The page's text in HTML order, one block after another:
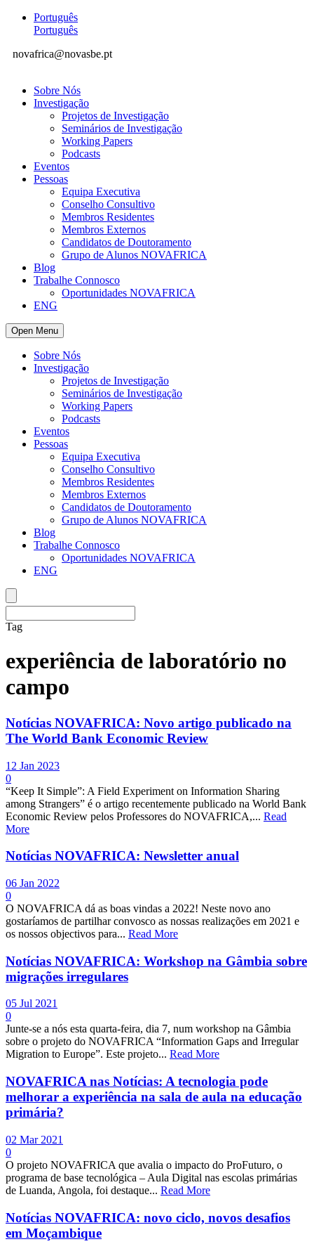
Português
Português
novafrica@novasbe.pt
Sobre Nós
Investigação
Projetos de Investigação
Seminários de Investigação
Working Papers
Podcasts
Eventos
Pessoas
Equipa Executiva
Conselho Consultivo
Membros Residentes
Membros Externos
Candidatos de Doutoramento
Grupo de Alunos NOVAFRICA
Blog
Trabalhe Connosco
Oportunidades NOVAFRICA
ENG
Open Menu
Sobre Nós
Investigação
Projetos de Investigação
Seminários de Investigação
Working Papers
Podcasts
Eventos
Pessoas
Equipa Executiva
Conselho Consultivo
Membros Residentes
Membros Externos
Candidatos de Doutoramento
Grupo de Alunos NOVAFRICA
Blog
Trabalhe Connosco
Oportunidades NOVAFRICA
ENG
Tag
experiência de laboratório no
campo
Notícias NOVAFRICA: Novo artigo publicado na
The World Bank Economic Review
12 Jan 2023
0
“Keep It Simple”: A Field Experiment on Information Sharing
among Strangers” é o artigo recentemente publicado na World Bank
Economic Review pelos Professores do NOVAFRICA,... Read
More
Notícias NOVAFRICA: Newsletter anual
06 Jan 2022
0
O NOVAFRICA dá as boas vindas a 2022! Neste novo ano
gostaríamos de partilhar convosco as nossas realizações em 2021 e
os nossos objectivos para... Read More
Notícias NOVAFRICA: Workshop na Gâmbia sobre
migrações irregulares
05 Jul 2021
0
Junte-se a nós esta quarta-feira, dia 7, num workshop na Gâmbia
sobre o projeto do NOVAFRICA “Information Gaps and Irregular
Migration to Europe”. Este projeto... Read More
NOVAFRICA nas Notícias: A tecnologia pode
melhorar a experiência na sala de aula na educação
primária?
02 Mar 2021
0
O projeto NOVAFRICA que avalia o impacto do ProFuturo, o
programa de base tecnológica – Aula Digital nas escolas primárias
de Luanda, Angola, foi destaque... Read More
Notícias NOVAFRICA: novo ciclo, novos desafios
em Moçambique